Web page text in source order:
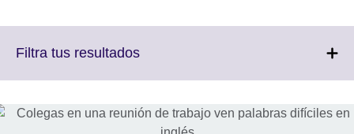
Filtra tus resultadosClick
More
information